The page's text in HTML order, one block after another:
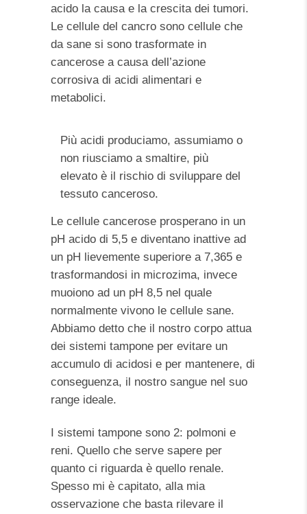
acido la causa e la crescita dei tumori.
Le cellule del cancro sono cellule che
da sane si sono trasformate in
cancerose a causa dell’azione
corrosiva di acidi alimentari e
metabolici.
Più acidi produciamo, assumiamo o
non riusciamo a smaltire, più
elevato è il rischio di sviluppare del
tessuto canceroso.
Le cellule cancerose prosperano in un
pH acido di 5,5 e diventano inattive ad
un pH lievemente superiore a 7,365 e
trasformandosi in microzima, invece
muoiono ad un pH 8,5 nel quale
normalmente vivono le cellule sane.
Abbiamo detto che il nostro corpo attua
dei sistemi tampone per evitare un
accumulo di acidosi e per mantenere, di
conseguenza, il nostro sangue nel suo
range ideale.
I sistemi tampone sono 2: polmoni e
reni. Quello che serve sapere per
quanto ci riguarda è quello renale.
Spesso mi è capitato, alla mia
osservazione che basta rilevare il